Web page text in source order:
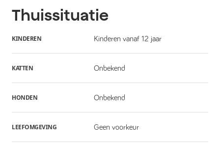
Thuissituatie
KINDEREN Kinderen vanaf 12 jaar
KATTEN Onbekend
HONDEN Onbekend
LEEFOMGEVING Geen voorkeur